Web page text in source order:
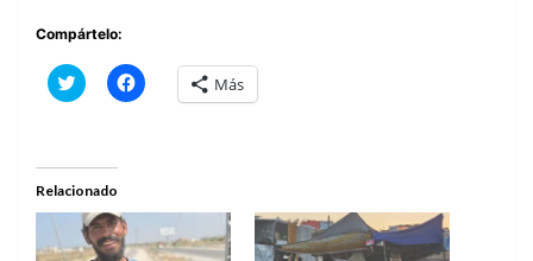
Compártelo:
Haz
clic
(Se
abre
en
una
ventana
nueva)
Haz
clic
una
ventana
nueva)
Más
Relacionado